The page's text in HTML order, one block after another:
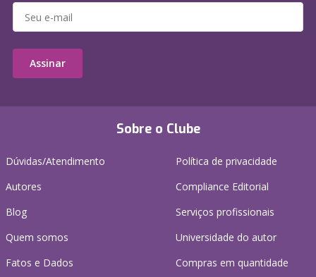
Sobre o Clube
Dúvidas/Atendimento
Autores
Blog
Quem somos
Fatos e Dados
Política de privacidade
Compliance Editorial
Serviços profissionais
Universidade do autor
Compras em quantidade
Assinar